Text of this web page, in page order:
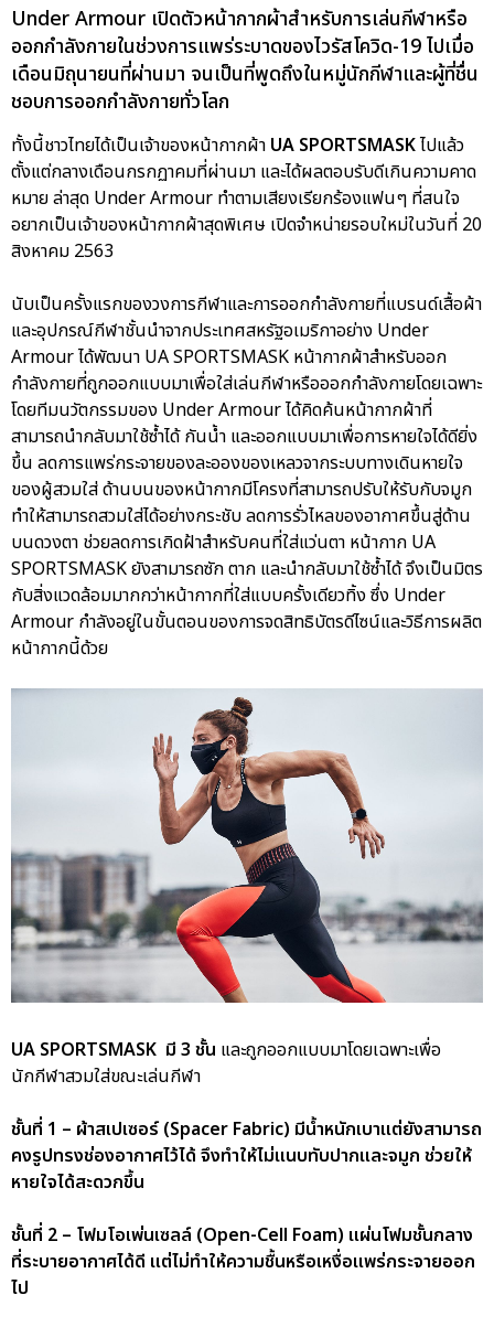
Under Armour เปิดตัวหน้ากากผ้าสำหรับการเล่นกีฬาหรือ
ออกกำลังกายในช่วงการแพร่ระบาดของไวรัสโควิด-19 ไปเมื่อ
เดือนมิถุนายนที่ผ่านมา จนเป็นที่พูดถึงในหมู่นักกีฬาและผู้ที่ชื่น
ชอบการออกกำลังกายทั่วโลก
ทั้งนี้ชาวไทยได้เป็นเจ้าของหน้ากากผ้า UA SPORTSMASKไปแล้ว
ตั้งแต่กลางเดือนกรกฏาคมที่ผ่านมา และได้ผลตอบรับดีเกินความคาด
หมาย ล่าสุด Under Armour ทำตามเสียงเรียกร้องแฟนๆ ที่สนใจ
อยากเป็นเจ้าของหน้ากากผ้าสุดพิเศษ เปิดจำหน่ายรอบใหม่ในวันที่ 20
สิงหาคม 2563
นับเป็นครั้งแรกของวงการกีฬาและการออกกำลังกายที่แบรนด์เสื้อผ้า
และอุปกรณ์กีฬาชั้นนำจากประเทศสหรัฐอเมริกาอย่าง Under
Armour ได้พัฒนา UA SPORTSMASK หน้ากากผ้าสำหรับออก
กำลังกายที่ถูกออกแบบมาเพื่อใส่เล่นกีฬาหรือออกกำลังกายโดยเฉพาะ
โดยทีมนวัตกรรมของ Under Armour ได้คิดค้นหน้ากากผ้าที่
สามารถนำกลับมาใช้ซ้ำได้ กันน้ำ และออกแบบมาเพื่อการหายใจได้ดียิ่ง
ขึ้น ลดการแพร่กระจายของละอองของเหลวจากระบบทางเดินหายใจ
ของผู้สวมใส่ ด้านบนของหน้ากากมีโครงที่สามารถปรับให้รับกับจมูก
ทำให้สามารถสวมใส่ได้อย่างกระชับ ลดการรั่วไหลของอากาศขึ้นสู่ด้าน
บนดวงตา ช่วยลดการเกิดฝ้าสำหรับคนที่ใส่แว่นตา หน้ากาก UA
SPORTSMASK ยังสามารถซัก ตาก และนำกลับมาใช้ซ้ำได้ จึงเป็นมิตร
กับสิ่งแวดล้อมมากกว่าหน้ากากที่ใส่แบบครั้งเดียวทิ้ง ซึ่ง Under
Armour กำลังอยู่ในขั้นตอนของการจดสิทธิบัตรดีไซน์และวิธีการผลิต
หน้ากากนี้ด้วย
UA SPORTSMASK มี 3 ชั้น และถูกออกแบบมาโดยเฉพาะเพื่อ
นักกีฬาสวมใส่ขณะเล่นกีฬา
ชั้นที่ 1 – ผ้าสเปเซอร์ (Spacer Fabric) มีน้ำหนักเบาแต่ยังสามารถ
คงรูปทรงช่องอากาศไว้ได้ จึงทำให้ไม่แนบทับปากและจมูก ช่วยให้
หายใจได้สะดวกขึ้น
ชั้นที่ 2 – โฟมโอเพ่นเซลล์ (Open-Cell Foam) แผ่นโฟมชั้นกลาง
ที่ระบายอากาศได้ดี แต่ไม่ทำให้ความชื้นหรือเหงื่อแพร่กระจายออก
ไป